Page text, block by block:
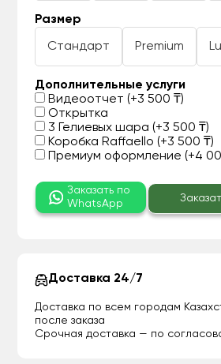
Размер
Стандарт Premium
Дополнительные услуги
Видеоотчет (+3 500 ₸)
Открытка
3 Гелиевых шара (+3 500 ₸)
Коробка Raffaello (+3 500 ₸)
Премиум оформление (+4
Заказать по
WhatsApp
Доставка 24/7
Доставка по всем городам
после заказа
Срочная доставка — по